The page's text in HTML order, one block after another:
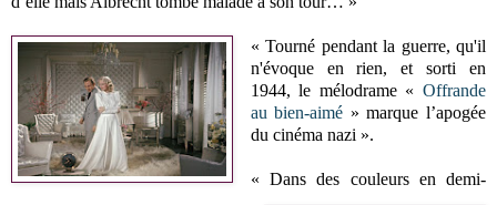
« Tourné pendant la guerre, qu'il
n'évoque en rien, et sorti en
1944, le mélodrame « Offrande
au bien-aimé » marque l’apogée
du cinéma nazi ».
« Dans des couleurs en demi-